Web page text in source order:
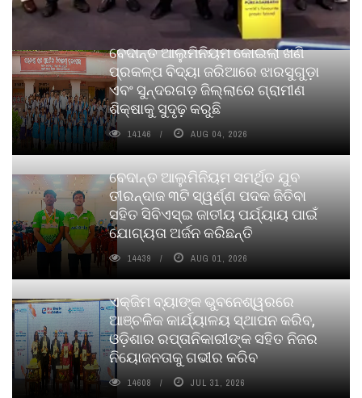
ବେଦାନ୍ତ ଆଲୁମିନିୟମ କୋଇଲା ଖଣି
ପ୍ରକଳ୍ପ ବିଦ୍ୟା ଜରିଆରେ ଝାରସୁଗୁଡ଼ା
ଏବଂ ସୁନ୍ଦରଗଡ଼ ଜିଲ୍ଲାରେ ଗ୍ରାମୀଣ
ଶିକ୍ଷାକୁ ସୁଦୃଢ଼ କରୁଛି
14146 AUG 04, 2026
ବେଦାନ୍ତ ଆଲୁମିନିୟମ ସମର୍ଥିତ ଯୁବ
ତୀରନ୍ଦାଜ ୩ଟି ସ୍ୱର୍ଣ୍ଣ ପଦକ ଜିତିବା
ସହିତ ସିବିଏସ୍ଇ ଜାତୀୟ ପର୍ଯ୍ୟାୟ ପାଇଁ
ଯୋଗ୍ୟତା ଅର୍ଜନ କରିଛନ୍ତି
14439 AUG 01, 2026
ଏକ୍ଜିମ ବ୍ୟାଙ୍କ ଭୁବନେଶ୍ୱରରେ
ଆଞ୍ଚଳିକ କାର୍ଯ୍ୟାଳୟ ସ୍ଥାପନ କରିବ,
ଓଡ଼ିଶାର ରପ୍ତାନିକାରୀଙ୍କ ସହିତ ନିଜର
ନିୟୋଜନତାକୁ ଗଭୀର କରିବ
14608 JUL 31, 2026